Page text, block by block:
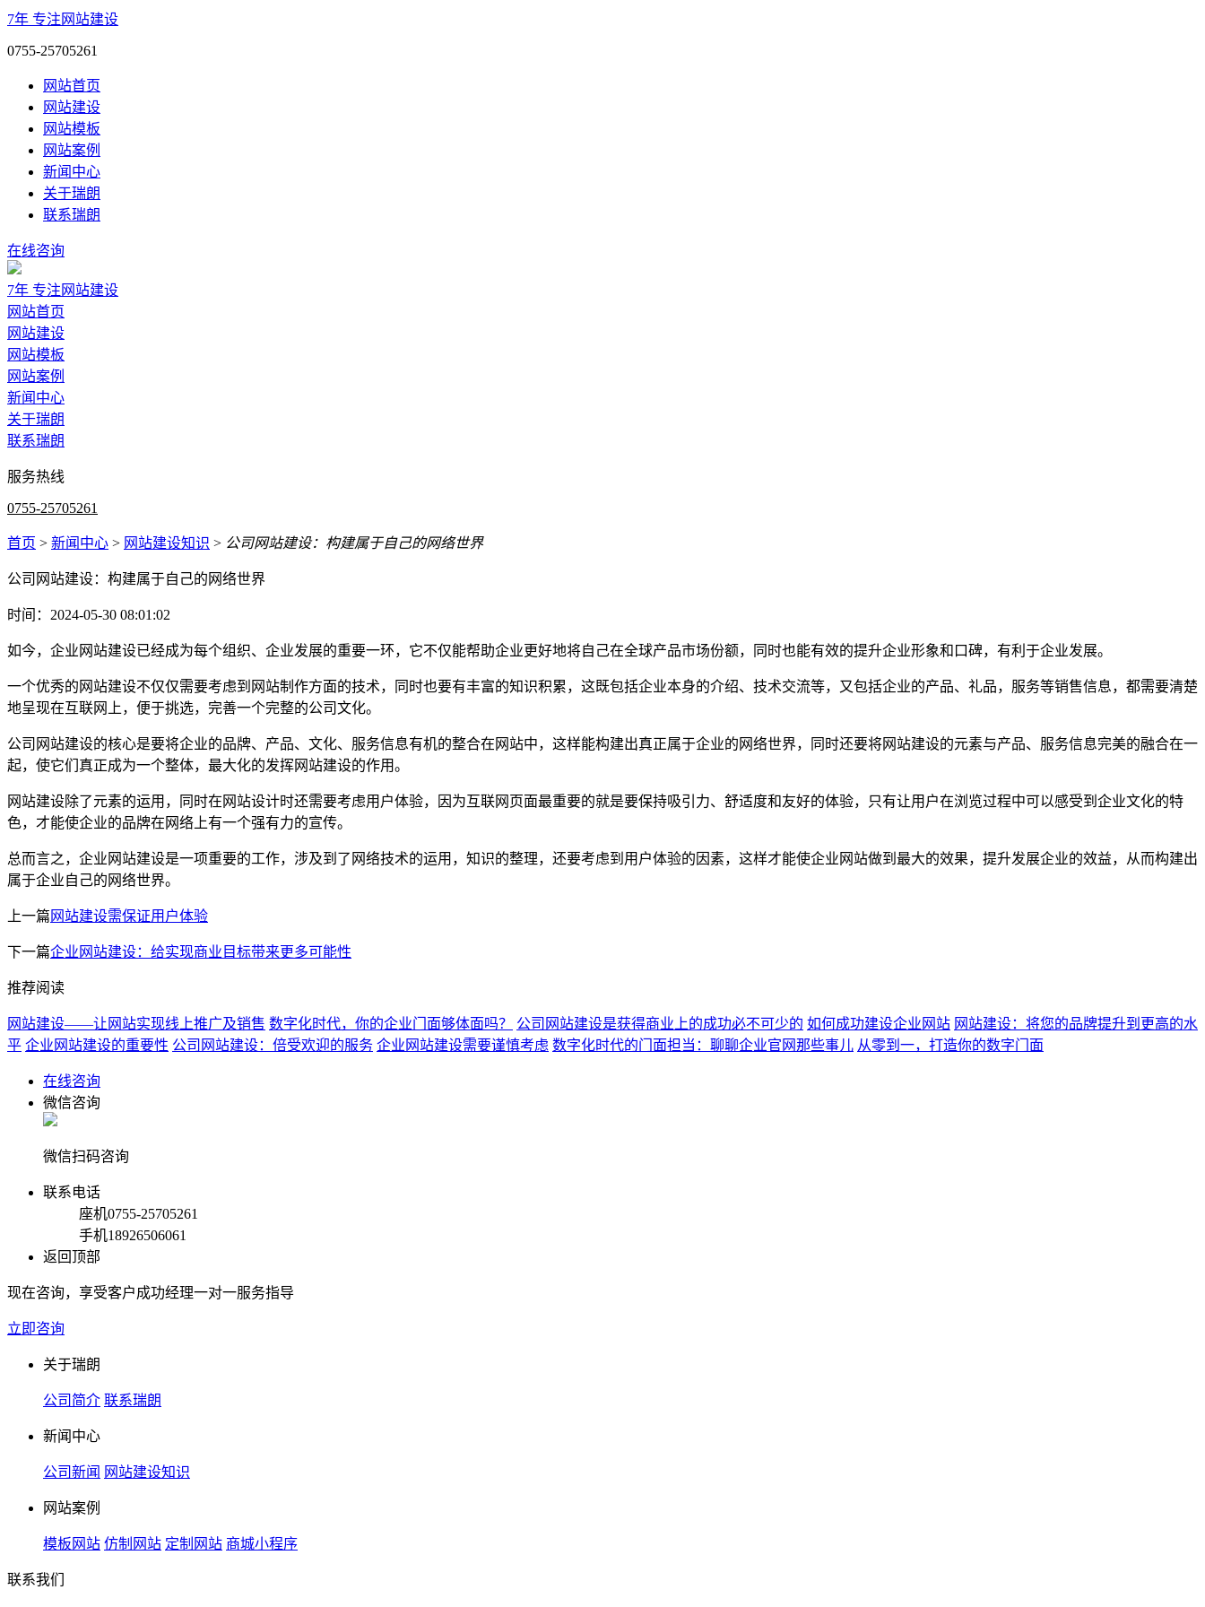
7年 专注网站建设
0755-25705261
网站首页
网站建设
网站模板
网站案例
新闻中心
关于瑞朗
联系瑞朗
在线咨询
7年 专注网站建设
网站首页
网站建设
网站模板
网站案例
新闻中心
关于瑞朗
联系瑞朗
服务热线
0755-25705261
首页 > 新闻中心 > 网站建设知识 > 公司网站建设：构建属于自己的网络世界
公司网站建设：构建属于自己的网络世界
时间：2024-05-30 08:01:02
如今，企业网站建设已经成为每个组织、企业发展的重要一环，它不仅能帮助企业更好地将自己在全球产品市场份额，同时也能有效的提升企业形象和口碑，有利于企业发展。
一个优秀的网站建设不仅仅需要考虑到网站制作方面的技术，同时也要有丰富的知识积累，这既包括企业本身的介绍、技术交流等，又包括企业的产品、礼品，服务等销售信息，都需要清楚
地呈现在互联网上，便于挑选，完善一个完整的公司文化。
公司网站建设的核心是要将企业的品牌、产品、文化、服务信息有机的整合在网站中，这样能构建出真正属于企业的网络世界，同时还要将网站建设的元素与产品、服务信息完美的融合在一
起，使它们真正成为一个整体，最大化的发挥网站建设的作用。
网站建设除了元素的运用，同时在网站设计时还需要考虑用户体验，因为互联网页面最重要的就是要保持吸引力、舒适度和友好的体验，只有让用户在浏览过程中可以感受到企业文化的特
色，才能使企业的品牌在网络上有一个强有力的宣传。
总而言之，企业网站建设是一项重要的工作，涉及到了网络技术的运用，知识的整理，还要考虑到用户体验的因素，这样才能使企业网站做到最大的效果，提升发展企业的效益，从而构建出
属于企业自己的网络世界。
上一篇 网站建设需保证用户体验
下一篇企业网站建设：给实现商业目标带来更多可能性
推荐阅读
网站建设——让网站实现线上推广及销售 数字化时代，你的企业门面够体面吗？ 公司网站建设是获得商业上的成功必不可少的 如何成功建设企业网站 网站建设：将您的品牌提升到更高的水
平 企业网站建设的重要性 公司网站建设：倍受欢迎的服务 企业网站建设需要谨慎考虑 数字化时代的门面担当：聊聊企业官网那些事儿 从零到一，打造你的数字门面
在线咨询
微信咨询
微信扫码咨询
联系电话
座机0755-25705261
手机18926506061
返回顶部
现在咨询，享受客户成功经理一对一服务指导
立即咨询
关于瑞朗
公司简介 联系瑞朗
新闻中心
公司新闻 网站建设知识
网站案例
模板网站 仿制网站 定制网站 商城小程序
联系我们